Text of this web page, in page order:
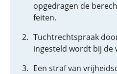
opgedragen de
feiten.
Tuchtrechtspraak
ingesteld wordt bij de
Een straf van